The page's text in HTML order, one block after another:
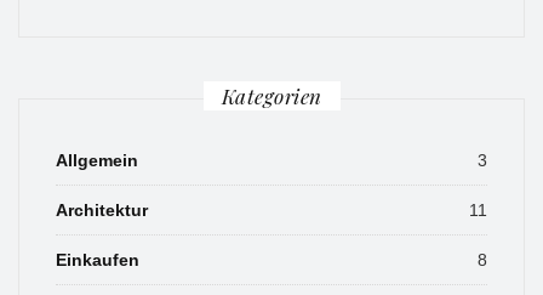
Kategorien
Allgemein 3
Architektur 11
Einkaufen 8